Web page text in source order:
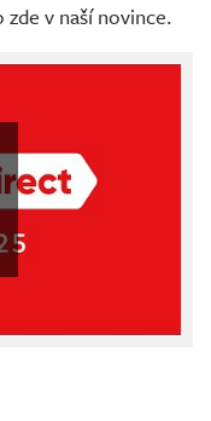
v naší novince.